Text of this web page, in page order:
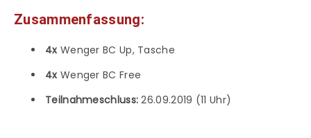
Zusammenfassung:
4x Wenger BC Up, Tasche
4x Wenger BC Free
Teilnahmeschluss: 26.09.2019 (11 Uhr)